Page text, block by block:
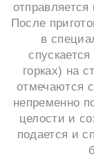
После
в
горках) на
отмечаются
непременно
целости и
подается и